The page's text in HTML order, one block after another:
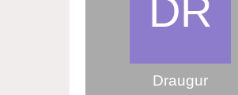
Draugur